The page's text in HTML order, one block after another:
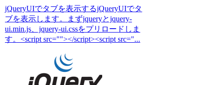
jQueryUIでタブを表示するjQueryUIでタ
ブを表示します。まずjqueryとjquery-
ui.min.js、jquery-ui.cssをプリロードしま
す。<script src=""></script><script src="...